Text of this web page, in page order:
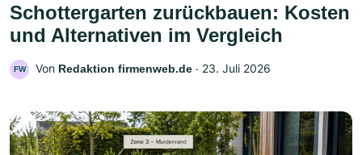
Schottergarten zurückbauen: Kosten
und Alternativen im Vergleich
FW Von Redaktion firmenweb.de ‧ 23. Juli 2026